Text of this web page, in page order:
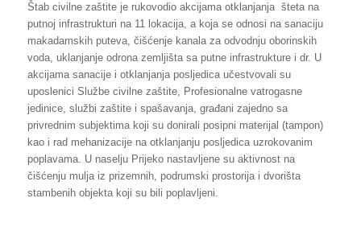
Štab civilne zaštite je rukovodio akcijama otklanjanja šteta na
putnoj infrastrukturi na 11 lokacija, a koja se odnosi na sanaciju
makadamskih puteva, čišćenje kanala za odvodnju oborinskih
voda, uklanjanje odrona zemljišta sa putne infrastrukture i dr. U
akcijama sanacije i otklanjanja posljedica učestvovali su
uposlenici Službe civilne zaštite, Profesionalne vatrogasne
jedinice, službi zaštite i spašavanja, građani zajedno sa
privrednim subjektima koji su donirali posipni materijal (tampon)
kao i rad mehanizacije na otklanjanju posljedica uzrokovanim
poplavama. U naselju Prijeko nastavljene su aktivnost na
čišćenju mulja iz prizemnih, podrumski prostorija i dvorišta
stambenih objekta koji su bili poplavljeni.